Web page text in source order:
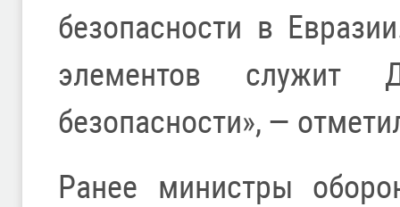
безопасности в
элементов служит
безопасности», —
Ранее министры